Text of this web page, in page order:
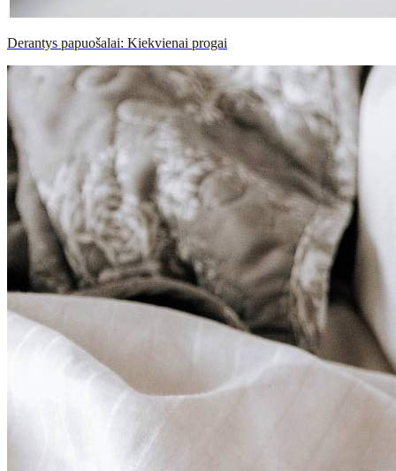
Derantys papuošalai: Kiekvienai progai